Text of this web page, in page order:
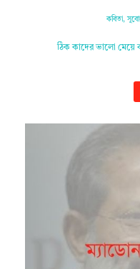
কবিতা,
ঠিক কাদের ভালো